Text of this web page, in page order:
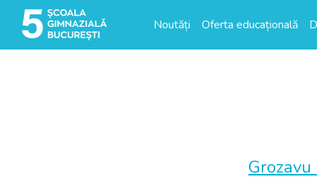
Noutăți Oferta educațională